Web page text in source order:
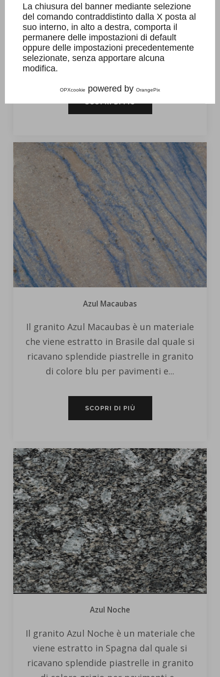
La chiusura del banner mediante selezione
del comando contraddistinto dalla X posta al
suo interno, in alto a destra, comporta il
permanere delle impostazioni di default
oppure delle impostazioni precedentemente
selezionate, senza apportare alcuna
modifica.
OPXcookie powered by OrangePix
Il granito Azul Bhaia è un materiale che
viene estratto in Brasile dal quale si
ricavano splendide piastrelle in granito
di colore blu per pavimenti e...
SCOPRI DI PIÙ
Azul Macaubas
Il granito Azul Macaubas è un materiale
che viene estratto in Brasile dal quale si
ricavano splendide piastrelle in granito
di colore blu per pavimenti e...
SCOPRI DI PIÙ
Azul Noche
Il granito Azul Noche è un materiale che
viene estratto in Spagna dal quale si
ricavano splendide piastrelle in granito